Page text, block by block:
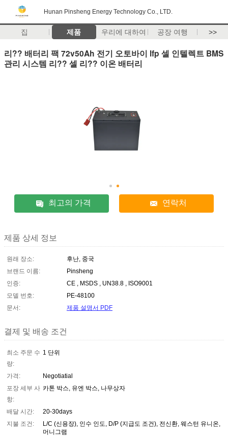
Hunan Pinsheng Energy Technology Co., LTD.
집 제품 우리에 대하여 공장 여행 >>
리?? 배터리 팩 72v50Ah 전기 오토바이 lfp 셀 인텔렉트 BMS
관리 시스템 리?? 셀 리?? 이온 배터리
최고의 가격 연락처
제품 상세 정보
원래 장소:
후난, 중국
브랜드 이름:
Pinsheng
인증:
CE , MSDS , UN38.8 , ISO9001
모델 번호:
PE-48100
문서:
제품 설명서 PDF
결제 및 배송 조건
최소 주문 수
량:
1 단위
가격:
Negotiatial
포장 세부 사
항:
카톤 박스, 유엔 박스, 나무상자
배달 시간:
20-30days
지불 조건:
L/C (신용장), 인수 인도, D/P (지급도 조건), 전신환, 웨스턴 유니온,
머니그램